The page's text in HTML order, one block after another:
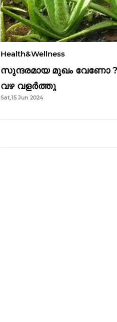
Health&Wellness
സുന്ദരമായ മുഖം വേണോ ?
വഴ വളർത്തു
Sat,15 Jun 2024